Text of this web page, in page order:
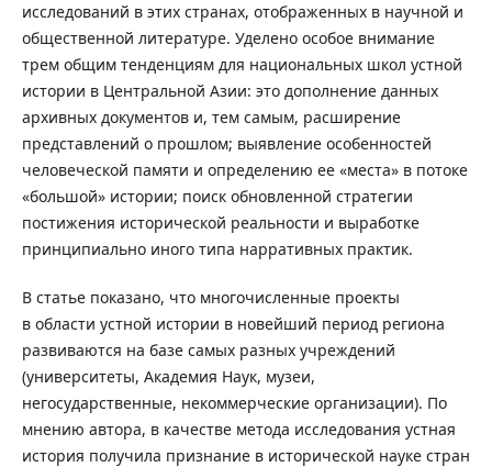
исследований в этих странах, отображенных в научной и
общественной литературе. Уделено особое внимание
трем общим тенденциям для национальных школ устной
истории в Центральной Азии: это дополнение данных
архивных документов и, тем самым, расширение
представлений о прошлом; выявление особенностей
человеческой памяти и определению ее «места» в потоке
«большой» истории; поиск обновленной стратегии
постижения исторической реальности и выработке
принципиально иного типа нарративных практик.
В статье показано, что многочисленные проекты
в области устной истории в новейший период региона
развиваются на базе самых разных учреждений
(университеты, Академия Наук, музеи,
негосударственные, некоммерческие организации). По
мнению автора, в качестве метода исследования устная
история получила признание в исторической науке стран